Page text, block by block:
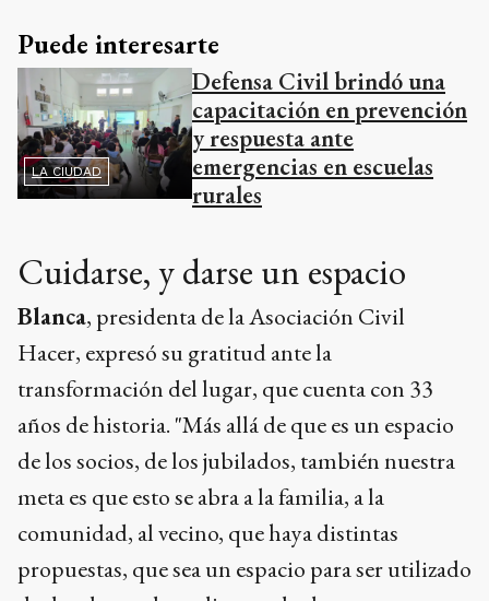
Puede interesarte
LA CIUDAD
Defensa Civil brindó una
capacitación en prevención
y respuesta ante
emergencias en escuelas
rurales
Cuidarse, y darse un espacio
Blanca, presidenta de la Asociación Civil
Hacer, expresó su gratitud ante la
transformación del lugar, que cuenta con 33
años de historia. "Más allá de que es un espacio
de los socios, de los jubilados, también nuestra
meta es que esto se abra a la familia, a la
comunidad, al vecino, que haya distintas
propuestas, que sea un espacio para ser utilizado